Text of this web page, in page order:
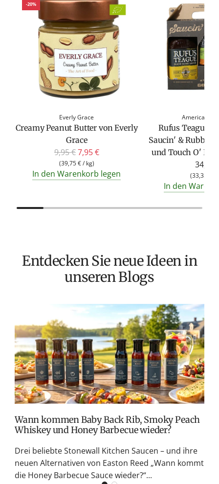
-20%
Everly Grace
Creamy Peanut Butter von Everly
Grace
R
g
P
9,95 €7,95 €
(39,75 €/ kg)
In den Warenkorb legen
American
Rufus Teague
Saucin' & Rubbin'
und Touch O'
34,95
(33,35 €
In den
Entdecken Sie neue Ideen in
unseren Blogs
Wann kommen Baby Back Rib, Smoky Peach
Whiskey und Honey Barbecue wieder?
Drei beliebte Stonewall Kitchen Saucen – und ihre
neuen Alternativen von Easton Reed „Wann kommt
die Honey Barbecue Sauce wieder?“...